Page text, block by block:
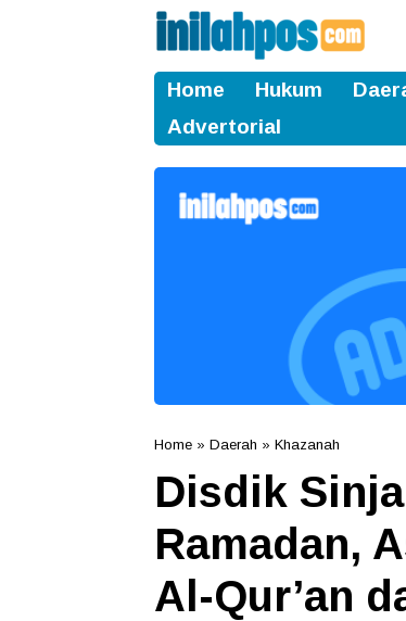
Home Hukum
Advertorial
Home » Daerah » Khazanah
Disdik
Ramadan,
Al-Qur’an